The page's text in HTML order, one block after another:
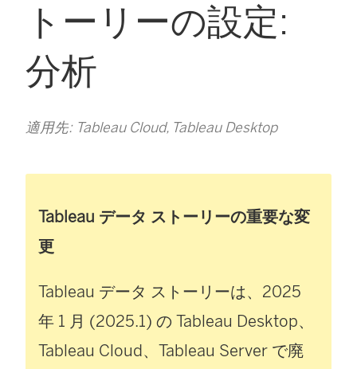
トーリーの設定:
分析
適用先: Tableau Cloud, Tableau Desktop
Tableau データ ストーリーの重要な変
更
Tableau データ ストーリーは、2025
年 1 月 (2025.1) の Tableau Desktop、
Tableau Cloud、 Tableau Server で廃